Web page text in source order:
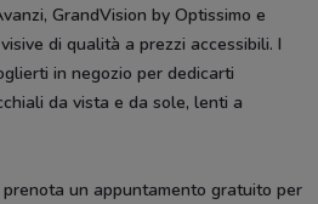
GrandVision by Optissimo e
di qualità a prezzi accessibili. I
in negozio per dedicarti
da vista e da sole, lenti a
un appuntamento gratuito per